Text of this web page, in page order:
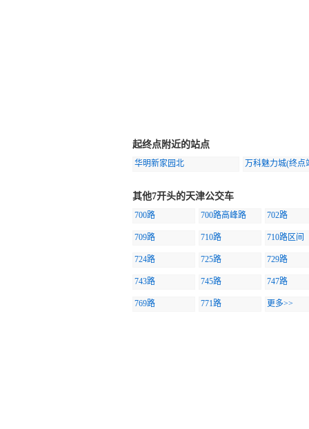
起终点附近的站点
华明新家园北 万科魅力城(终点
其他7开头的天津公交车
700路 700路高峰路 702路
709路 710路 710路区间
724路 725路 729路
743路 745路 747路
769路 771路 更多>>